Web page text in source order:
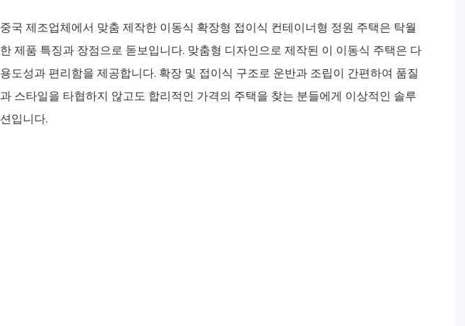
중국 제조업체에서 맞춤 제작한 이동식 확장형 접이식 컨테이너형 정원 주택은 탁월
한 제품 특징과 장점으로 돋보입니다. 맞춤형 디자인으로 제작된 이 이동식 주택은 다
용도성과 편리함을 제공합니다. 확장 및 접이식 구조로 운반과 조립이 간편하여 품질
과 스타일을 타협하지 않고도 합리적인 가격의 주택을 찾는 분들에게 이상적인 솔루
션입니다.